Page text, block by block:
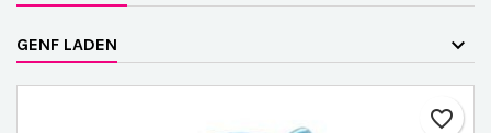
GENF LADEN
favorite_border